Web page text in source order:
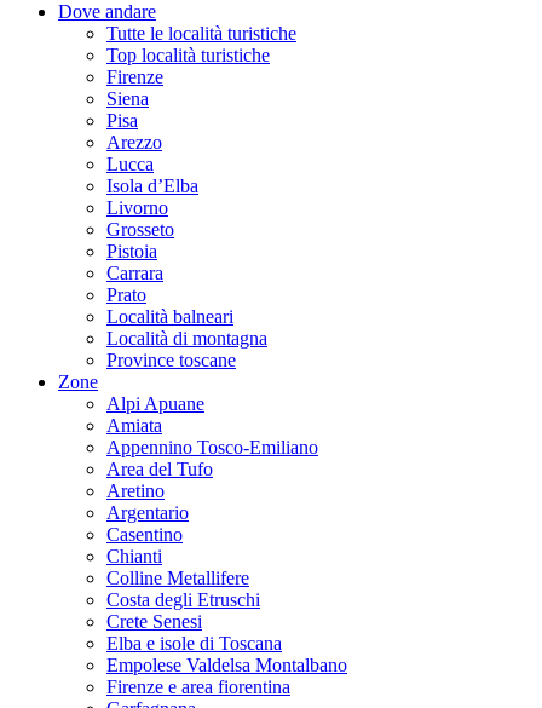
Dove andare
Tutte le località turistiche
Top località turistiche
Firenze
Siena
Pisa
Arezzo
Lucca
Isola d’Elba
Livorno
Grosseto
Pistoia
Carrara
Prato
Località balneari
Località di montagna
Province toscane
Zone
Alpi Apuane
Amiata
Appennino Tosco-Emiliano
Area del Tufo
Aretino
Argentario
Casentino
Chianti
Colline Metallifere
Costa degli Etruschi
Crete Senesi
Elba e isole di Toscana
Empolese Valdelsa Montalbano
Firenze e area fiorentina